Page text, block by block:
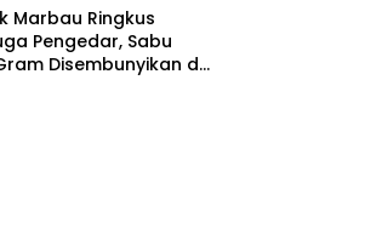
Marbau Ringkus
Pengedar, Sabu
Disembunyikan di